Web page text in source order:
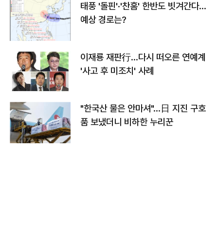
태풍 '돌핀'·'찬홈' 한반도 빗겨간다…
예상 경로는?
이재룡 재판行…다시 떠오른 연예계
'사고 후 미조치' 사례
"한국산 물은 안마셔"…日 지진 구호
품 보냈더니 비하한 누리꾼